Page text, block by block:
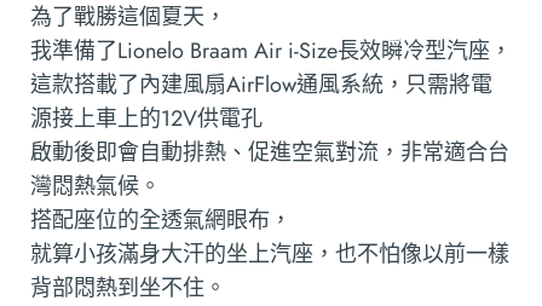
為了戰勝這個夏天，
我準備了Lionelo Braam Air i-Size長效瞬冷型汽座，
這款搭載了內建風扇AirFlow通風系統，只需將電
源接上車上的12V供電孔
啟動後即會自動排熱、促進空氣對流，非常適合台
灣悶熱氣候。
搭配座位的全透氣網眼布，
就算小孩滿身大汗的坐上汽座，也不怕像以前一樣
背部悶熱到坐不住。